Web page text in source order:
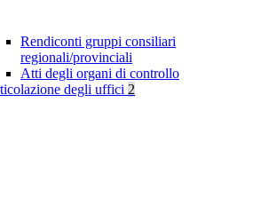
Rendiconti gruppi consiliari
regionali/provinciali
Atti degli organi di controllo
degli uffici 2